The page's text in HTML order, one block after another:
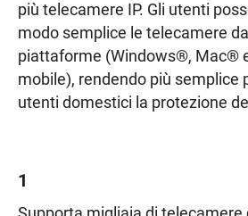
più telecamere IP. Gli utenti
modo semplice le telecamere
piattaforme (Windows®, Mac®
mobile), rendendo più semplice
utenti domestici la protezione
1